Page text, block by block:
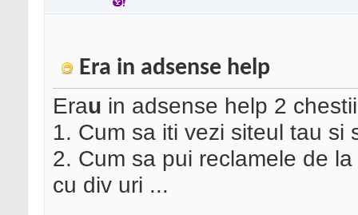
Era in adsense help
Erau in adsense help 2
1. Cum sa iti vezi siteul tau si
2. Cum sa pui reclamele de
cu div uri ...